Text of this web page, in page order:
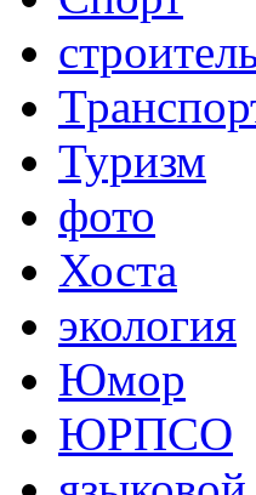
Туризм
фото
Хоста
экология
Юмор
ЮРПСО